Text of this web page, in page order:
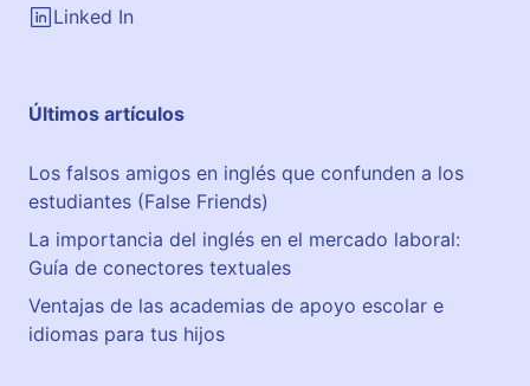
Linked In
Últimos artículos
Los falsos amigos en inglés que confunden a los
estudiantes (False Friends)
La importancia del inglés en el mercado laboral:
Guía de conectores textuales
Ventajas de las academias de apoyo escolar e
idiomas para tus hijos